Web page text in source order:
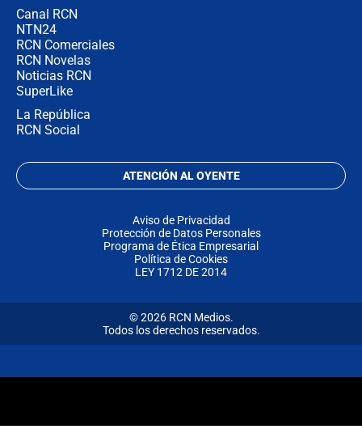
Canal RCN
NTN24
RCN Comerciales
RCN Novelas
Noticias RCN
SuperLike
La República
RCN Social
ATENCIÓN AL OYENTE
Aviso de Privacidad
Protección de Datos Personales
Programa de Ética Empresarial
Política de Cookies
LEY 1712 DE 2014
© 2026 RCN Medios.
Todos los derechos reservados.